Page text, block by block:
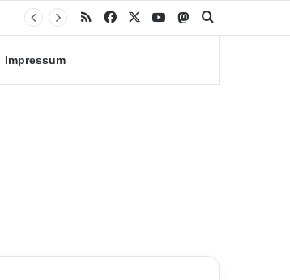
RSS Facebook YouTubeMastodon
Impressum